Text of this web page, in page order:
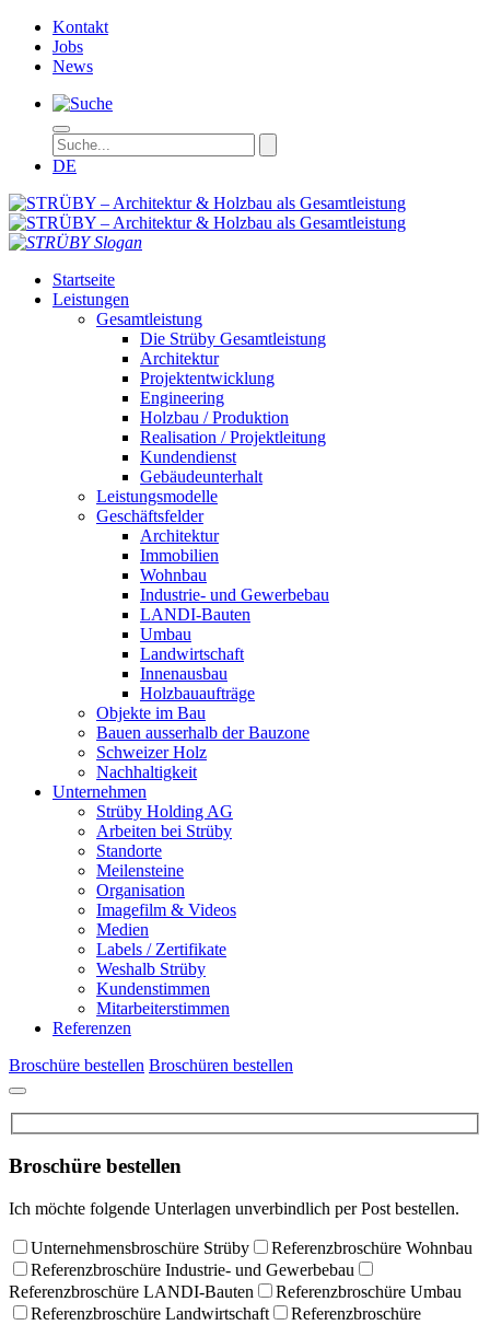
Kontakt
Jobs
News
DE
STRÜBY –
Startseite
Leistungen
Gesamtleistung
Die Strüby Gesamtleistung
Architektur
Projektentwicklung
Engineering
Holzbau / Produktion
Realisation / Projektleitung
Kundendienst
Gebäudeunterhalt
Leistungsmodelle
Geschäftsfelder
Architektur
Immobilien
Wohnbau
Industrie- und Gewerbebau
LANDI-Bauten
Umbau
Landwirtschaft
Innenausbau
Holzbauaufträge
Objekte im Bau
Bauen ausserhalb der Bauzone
Schweizer Holz
Nachhaltigkeit
Unternehmen
Strüby Holding AG
Arbeiten bei Strüby
Standorte
Meilensteine
Organisation
Imagefilm & Videos
Medien
Labels / Zertifikate
Weshalb Strüby
Kundenstimmen
Mitarbeiterstimmen
Referenzen
Broschüre bestellen Broschüren bestellen
Broschüre bestellen
Ich möchte folgende Unterlagen unverbindlich per Post bestellen.
Unternehmensbroschüre Strüby
Referenzbroschüre Wohnbau
Referenzbroschüre Industrie- und Gewerbebau
Referenzbroschüre LANDI-Bauten
Referenzbroschüre Umbau
Referenzbroschüre Landwirtschaft
Referenzbroschüre